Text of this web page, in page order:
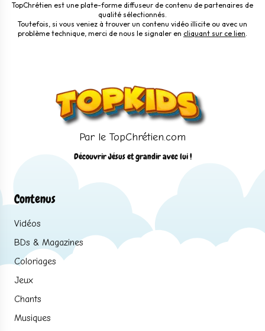
TopChrétien est une plate-forme diffuseur de contenu de partenaires de
qualité sélectionnés.
Toutefois, si vous veniez à trouver un contenu vidéo illicite ou avec un
problème technique, merci de nous le signaler en cliquant sur ce lien.
Par le TopChrétien.com
Découvrir Jésus et grandir avec lui !
Contenus
Vidéos
BDs & Magazines
Coloriages
Jeux
Chants
Musiques